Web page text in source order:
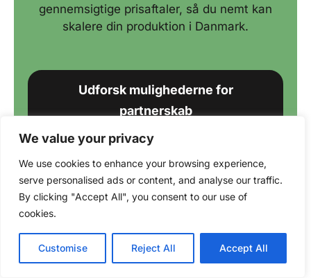
We value your privacy
We use cookies to enhance your browsing experience,
serve personalised ads or content, and analyse our traffic.
By clicking "Accept All", you consent to our use of
cookies.
Customise Reject All Accept All
gennemsigtige prisaftaler, så du nemt kan
skalere din produktion i Danmark.
Udforsk mulighederne for
partnerskab
3D print vidensbank &